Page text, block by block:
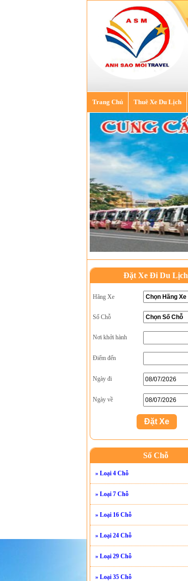
Trang Chủ Thuê Xe Du Lịch
Đặt Xe Đi Du Lịch
Hãng Xe
Số Chỗ
Nơi khởi hành
Điểm đến
Ngày đi
Ngày về
Số Chỗ
» Loại 4 Chỗ
» Loại 7 Chỗ
» Loại 16 Chỗ
» Loại 24 Chỗ
» Loại 29 Chỗ
» Loại 35 Chỗ